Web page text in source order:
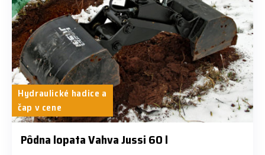
Hydraulické hadice a
čap v cene
Pôdna lopata Vahva Jussi 60 l